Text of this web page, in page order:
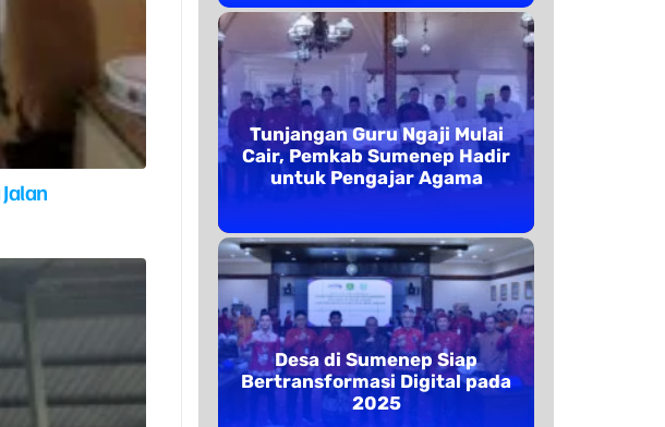
Tunjangan Guru Ngaji Mulai
Cair, Pemkab Sumenep Hadir
untuk Pengajar Agama
Desa di Sumenep Siap
Bertransformasi Digital pada
2025